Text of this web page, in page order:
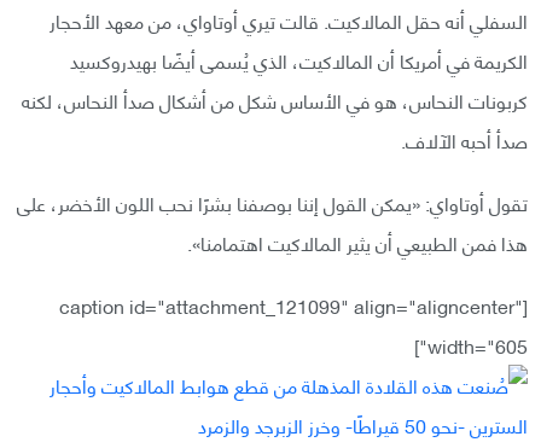
السفلي أنه حقل المالاكيت. قالت تيري أوتاواي، من معهد الأحجار
الكريمة في أمريكا أن المالاكيت، الذي يُسمى أيضًا بهيدروكسيد
كربونات النحاس، هو في الأساس شكل من أشكال صدأ النحاس، لكنه
صدأ أحبه الآلاف.
تقول أوتاواي: «يمكن القول إننا بوصفنا بشرًا نحب اللون الأخضر، على
هذا فمن الطبيعي أن يثير المالاكيت اهتمامنا».
[caption id="attachment_121099" align="aligncenter"
width="605"]